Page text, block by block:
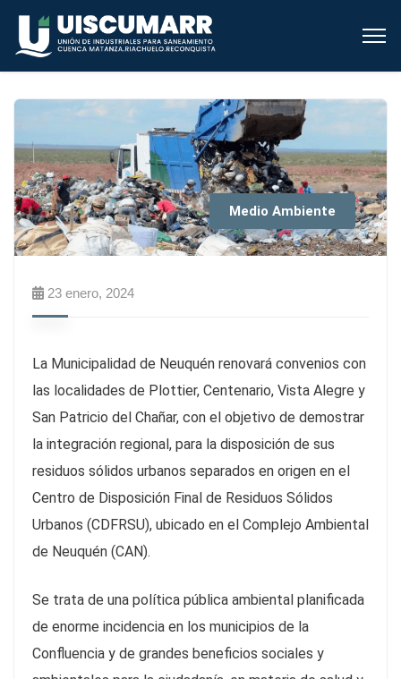
Medio Ambiente
23 enero, 2024
La Municipalidad de Neuquén renovará convenios con
las localidades de Plottier, Centenario, Vista Alegre y
San Patricio del Chañar, con el objetivo de demostrar
la integración regional, para la disposición de sus
residuos sólidos urbanos separados en origen en el
Centro de Disposición Final de Residuos Sólidos
Urbanos (CDFRSU), ubicado en el Complejo Ambiental
de Neuquén (CAN).
Se trata de una política pública ambiental planificada
de enorme incidencia en los municipios de la
Confluencia y de grandes beneficios sociales y